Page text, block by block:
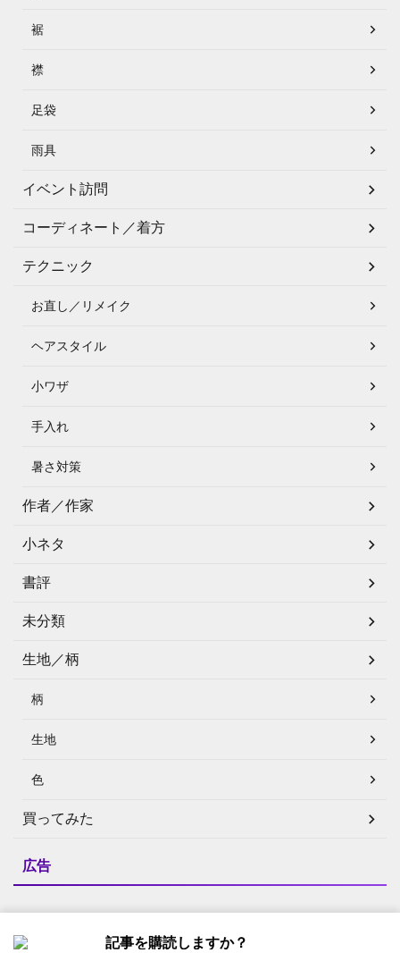
裾
襟
足袋
雨具
イベント訪問
コーディネート／着方
テクニック
お直し／リメイク
ヘアスタイル
小ワザ
手入れ
暑さ対策
作者／作家
小ネタ
書評
未分類
生地／柄
柄
生地
色
買ってみた
広告
記事を購読しますか？